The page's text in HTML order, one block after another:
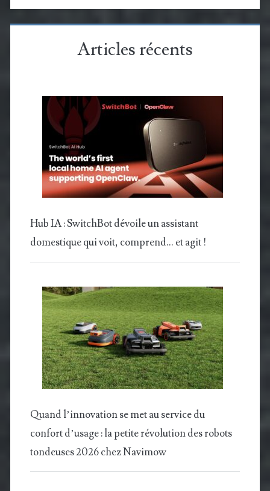
Articles récents
Hub IA : SwitchBot dévoile un assistant
domestique qui voit, comprend… et agit !
Quand l’innovation se met au service du
confort d’usage : la petite révolution des robots
tondeuses 2026 chez Navimow